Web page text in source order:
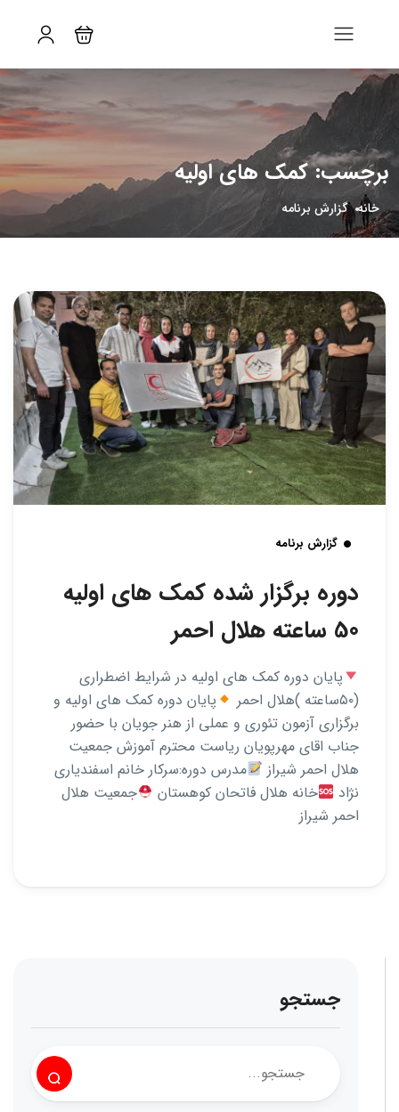
برچسب:کمک های اولیه
خانه گزارش برنامه
گزارش برنامه
دوره برگزار شده کمک های اولیه
50 ساعته هلال احمر
پایان دوره کمک های اولیه در شرایط اضطراری
(۵۰ساعته )هلال احمر
پایان دوره کمک های اولیه و
برگزاری آزمون تئوری و عملی از هنر جویان با حضور
جناب اقای مهرپویان ریاست محترم آموزش جمعیت
هلال احمر شیراز
مدرس دوره:سرکار خانم اسفندیاری
نژاد
خانه هلال فاتحان کوهستان
جمعیت هلال
احمر شیراز
جستجو